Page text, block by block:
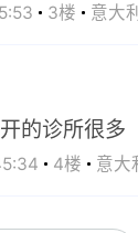
3楼 意大利
的诊所很多
4楼 意大